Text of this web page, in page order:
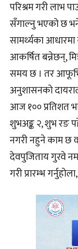
परिश्रम गरी लाभ
सँगाल्नु भएको छ
सामर्थ्यका
आकर्षित बन्नेछन्,
समय छ । तर
अनुशासनको
आज १०० प्रतिशत
शुभअङ्क २, शुभ रङ
नगरी नहुने काम छ
देवपुजिताय गुरवे
गरी प्रारम्भ